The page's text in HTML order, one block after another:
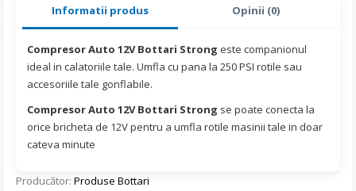
Informatii produs Opinii (0)
Compresor Auto 12V Bottari Strong este companionul
ideal in calatoriile tale. Umfla cu pana la 250 PSI rotile sau
accesoriile tale gonflabile.
Compresor Auto 12V Bottari Strong se poate conecta la
orice bricheta de 12V pentru a umfla rotile masinii tale in doar
cateva minute
Producător: Produse Bottari